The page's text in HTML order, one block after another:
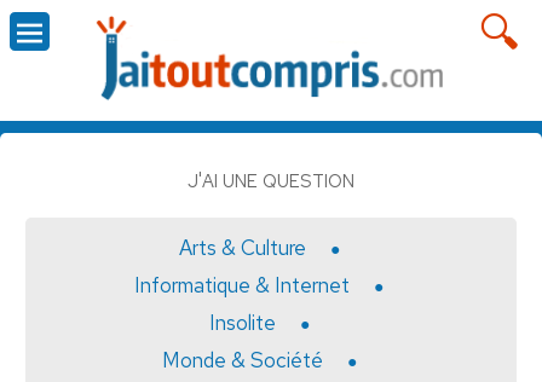
J'AI UNE QUESTION
Arts & Culture
Informatique & Internet
Insolite
Monde & Société